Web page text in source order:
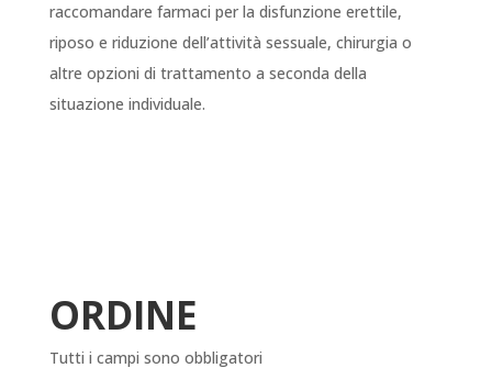
raccomandare farmaci per la disfunzione erettile,
riposo e riduzione dell’attività sessuale, chirurgia o
altre opzioni di trattamento a seconda della
situazione individuale.
ORDINE
Tutti i campi sono obbligatori